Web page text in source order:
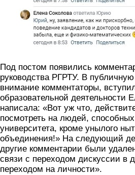
Под постом появились
руководства РГРТУ. В
внимание комментаторы,
образовательной деятельности
написала: «Вот уж что,
посмотреть на людей,
университета, кроме унылого
объединения!» На следующий
другие комментарии были
связи с переходом дискуссии в
переходом на личности».